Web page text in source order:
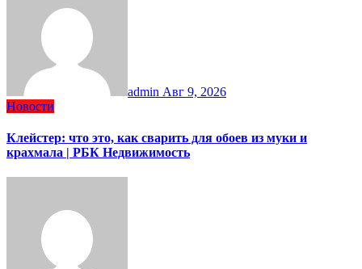
admin Авг 9, 2026
Новости
Клейстер: что это, как сварить для обоев из муки и
крахмала | РБК Недвижимость